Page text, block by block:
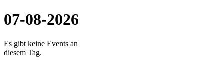
07-08-2026
Es gibt keine Events an
diesem Tag.